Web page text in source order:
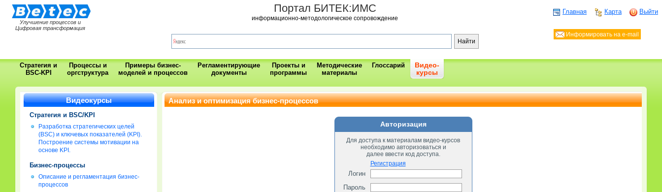
Улучшение процессов и
Цифровая трансформация
Портал БИТЕК:ИМС
информационно-методологическое сопровождение
Главная Карта Выйти
Информировать на e-mail
Стратегия и
BSC-KPI
Процессы и
оргструктура
Примеры бизнес-
моделей и процессов
Регламентирующие
документы
Проекты и
программы
Методические
материалы
Глоссарий
Видео-
курсы
Видеокурсы
Стратегия и BSC/KPI
Разработка стратегических целей
(BSC) и ключевых показателей (KPI).
Построение системы мотивации на
основе KPI.
Бизнес-процессы
Описание и регламентация бизнес-
процессов
Анализ и оптимизация бизнес-процессов
Авторизация
Для доступа к материалам видео-курсов
необходимо авторизоваться и
далее ввести код доступа.
Регистрация
Логин
Пароль